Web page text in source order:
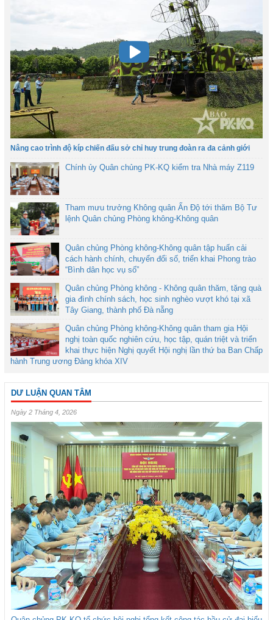
Nâng cao trình độ kíp chiến đấu sở chỉ huy trung đoàn ra đa cảnh giới
Chính ủy Quân chủng PK-KQ kiểm tra Nhà máy Z119
Tham mưu trưởng Không quân Ấn Độ tới thăm Bộ Tư
lệnh Quân chủng Phòng không-Không quân
Quân chủng Phòng không-Không quân tập huấn cải
cách hành chính, chuyển đổi số, triển khai Phong trào
“Bình dân học vụ số”
Quân chủng Phòng không - Không quân thăm, tặng quà
gia đình chính sách, học sinh nghèo vượt khó tại xã
Tây Giang, thành phố Đà nẵng
Quân chủng Phòng không-Không quân tham gia Hội
nghị toàn quốc nghiên cứu, học tập, quán triệt và triển
khai thực hiện Nghị quyết Hội nghị lần thứ ba Ban Chấp
hành Trung ương Đảng khóa XIV
DƯ LUẬN QUAN TÂM
Ngày 2 Tháng 4, 2026